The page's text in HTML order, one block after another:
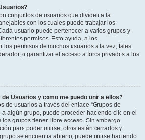
conjuntos de usuarios que dividen a la
con los cuales puede trabajar los
usuario puede pertenecer a varios grupos y
permisos. Esto ayuda, a los
los permisos de muchos usuarios a la vez, tales
o garantizar el acceso a foros privados a los
de Usuarios y como me puedo unir a ellos?
de usuarios a través del enlace “Grupos de
a algún grupo, puede proceder haciendo clic en el
los grupos tienen libre acceso. Sin embargo,
para poder unirse, otros están cerrados y
se encuentra abierto, puede unirse haciendo